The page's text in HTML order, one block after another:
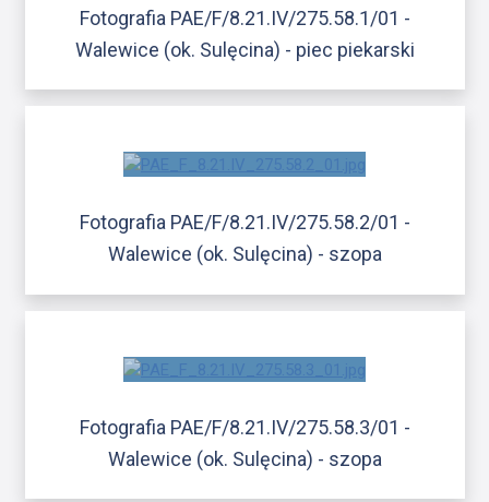
Fotografia PAE/F/8.21.IV/275.58.1/01 -
Walewice (ok. Sulęcina) - piec piekarski
Fotografia PAE/F/8.21.IV/275.58.2/01 -
Walewice (ok. Sulęcina) - szopa
Fotografia PAE/F/8.21.IV/275.58.3/01 -
Walewice (ok. Sulęcina) - szopa